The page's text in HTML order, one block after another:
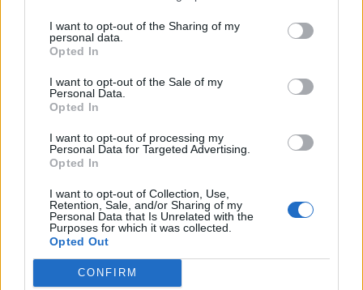
I want to opt-out of the Sharing of my
personal data.
Opted In
I want to opt-out of the Sale of my
Personal Data.
Opted In
I want to opt-out of processing my
Personal Data for Targeted Advertising.
Opted In
I want to opt-out of Collection, Use,
Retention, Sale, and/or Sharing of my
Personal Data that Is Unrelated with the
Purposes for which it was collected.
Opted Out
CONFIRM
συνδυάζονται και με άλλα συμπτώματα
επίμονο πρήξιμο στα
και χωρίς να φοράτε κάλτσες, είναι ένα
σημάδι πουδεν πρέπει να αγνοείτε
Άλλα προειδοποιητικά συμπτώματα
περιλαμβάνουνυπερμελάγχρωση κοντά
στους αστραγάλους,μεγάλους κιρσούς
αίσθηση βάρους, πόνου ή κόπωσης
που βελτιώνεται όταν τα πόδια